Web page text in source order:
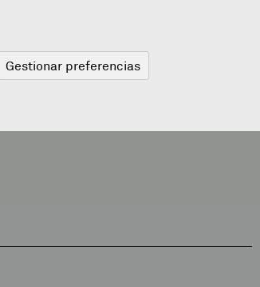
BLOGA BERRIAK
Gestionar preferencias